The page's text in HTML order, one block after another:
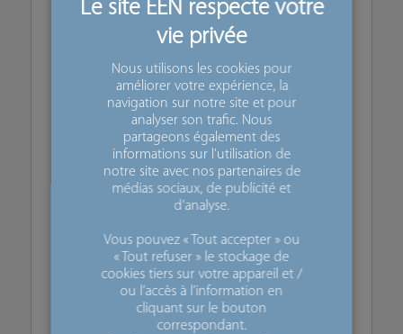
✅ Identifier des partenaires technologiques
✅ Développer des projets collaboratifs
innovants
✅ Accéder à des opportunités de marchés
européens
✅ Valoriser vos savoir-faire auprès d’un
✅ Explorer de nouvelles applications
industrielles
Nous utilisons les cookies pour
améliorer votre expérience, la
navigation sur notre site et pour
analyser son trafic. Nous
partageons également des
informations sur l’utilisation de
notre site avec nos partenaires de
médias sociaux, de publicité et
d’analyse.
Vous pouvez « Tout accepter » ou
« Tout refuser » le stockage de
cookies tiers sur votre appareil et /
ou l’accès à l’information en
cliquant sur le bouton
correspondant.